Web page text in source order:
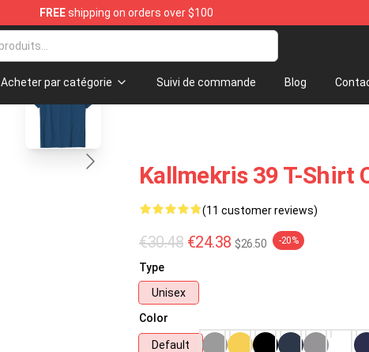
FREEshipping on orders over $100
Acheter par catégorie Suivi de commande Blog
Kallmekris 39 T-Shirt
(11 customer reviews)
€30.48 €24.38 $26.50 -20%
Type
Unisex
Color
Default